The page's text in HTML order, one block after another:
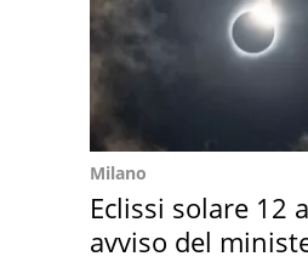
Milano
Eclissi solare 12
avviso del